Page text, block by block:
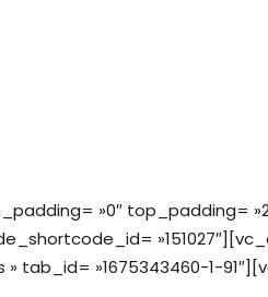
»0″ top_padding=
tab_id= »1675343460-1-